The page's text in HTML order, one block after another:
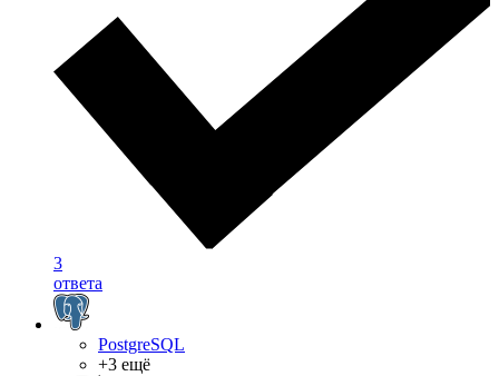
3
ответа
PostgreSQL
+3 ещё